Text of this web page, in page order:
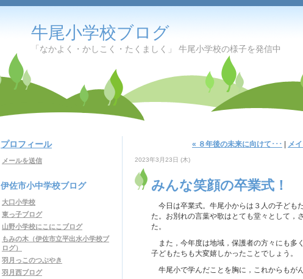
牛尾小学校ブログ
「なかよく・かしこく・たくましく」 牛尾小学校の様子を発信中
プロフィール
メールを送信
伊佐市小中学校ブログ
大口小学校
東っ子ブログ
山野小学校にこにこブログ
もみの木（伊佐市立平出水小学校ブ
ログ）
羽月っこのつぶやき
羽月西ブログ
« ８年後の未来に向けて･･･ メ
2023年3月23日 (木)
みんな笑顔の卒業式！
今日は卒業式。牛尾小からは３人の子ども
た。お別れの言葉や歌はとても堂々として，
た。
また，今年度は地域，保護者の方々にも多
子どもたちも大変嬉しかったことでしょう。
牛尾小で学んだことを胸に，これからもが